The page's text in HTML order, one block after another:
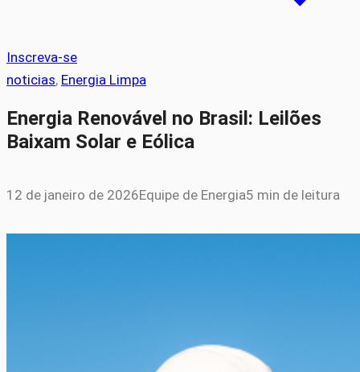
Inscreva-se
noticias, Energia Limpa
Energia Renovável no Brasil: Leilões
Baixam Solar e Eólica
12 de janeiro de 2026Equipe de Energia5 min de leitura